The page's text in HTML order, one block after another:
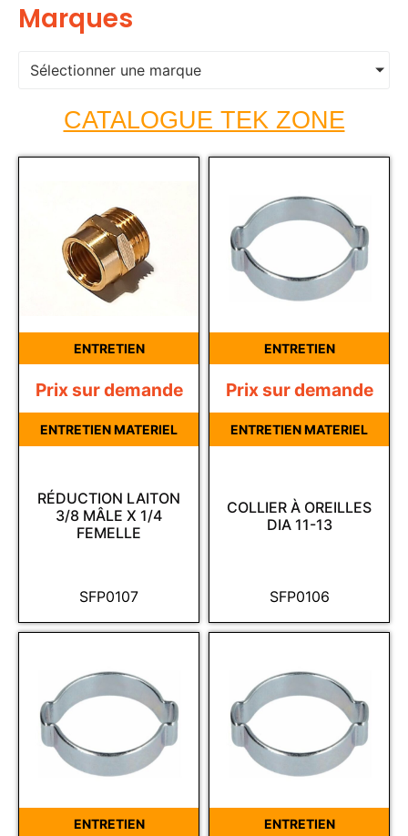
Marques
Sélectionner une marque
CATALOGUE TEK ZONE
ENTRETIEN
SFP0107
RÉDUCTION LAITON
3/8 MÂLE X 1/4
FEMELLE
Prix sur demande
ENTRETIEN MATERIEL
ENTRETIEN
SFP0106
COLLIER À OREILLES
DIA 11-13
Prix sur demande
ENTRETIEN MATERIEL
ENTRETIEN ENTRETIEN